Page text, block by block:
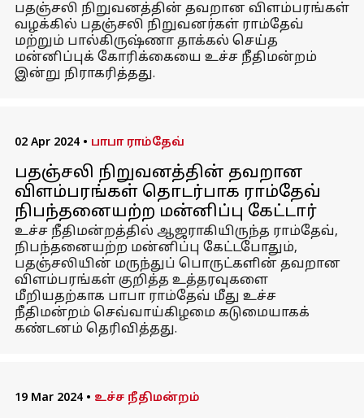
பதஞ்சலி நிறுவனத்தின் தவறான விளம்பரங்கள்
வழக்கில் பதஞ்சலி நிறுவனர்கள் ராம்தேவ்
மற்றும் பால்கிருஷ்ணா தாக்கல் செய்த
மன்னிப்புக் கோரிக்கையை உச்ச நீதிமன்றம்
இன்று நிராகரித்தது.
02 Apr 2024 • பாபா ராம்தேவ்
பதஞ்சலி நிறுவனத்தின் தவறான
விளம்பரங்கள் தொடர்பாக ராம்தேவ்
நிபந்தனையற்ற மன்னிப்பு கேட்டார்
உச்ச நீதிமன்றத்தில் ஆஜராகியிருந்த ராம்தேவ்,
நிபந்தனையற்ற மன்னிப்பு கேட்டபோதும்,
பதஞ்சலியின் மருந்துப் பொருட்களின் தவறான
விளம்பரங்கள் குறித்த உத்தரவுகளை
மீறியதற்காக பாபா ராம்தேவ் மீது உச்ச
நீதிமன்றம் செவ்வாய்கிழமை கடுமையாகக்
கண்டனம் தெரிவித்தது.
19 Mar 2024 • உச்ச நீதிமன்றம்